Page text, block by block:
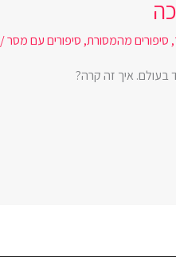
, סיפורים מהמסורת, סיפורים עם מסר/
בעולם. איך זה קרה?